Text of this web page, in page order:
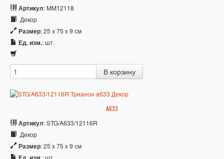
Артикул: MM12118
Декор
Размер: 25 x 75 x 9 см
Ед. изм.: шт.
A633
Артикул: STG/A633/12116R
Декор
Размер: 25 x 75 x 9 см